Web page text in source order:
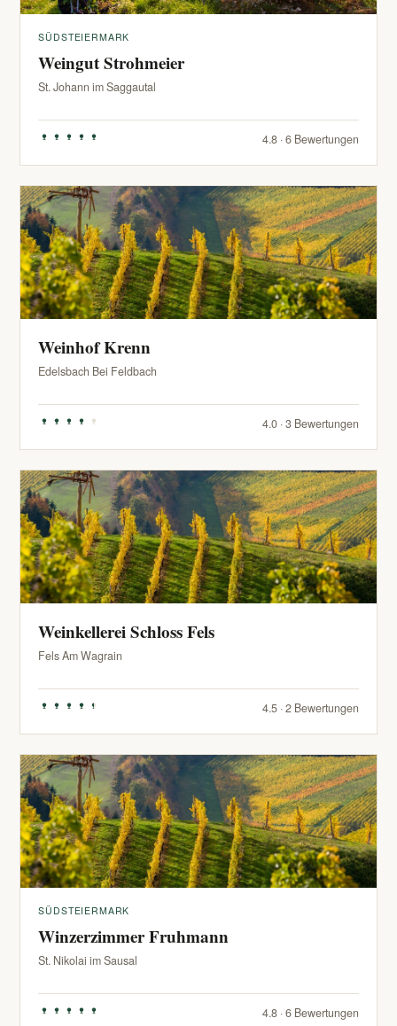
SÜDSTEIERMARK
Weingut Strohmeier
St. Johann im Saggautal
4.8 · 6 Bewertungen
Weinhof Krenn
Edelsbach Bei Feldbach
4.0 · 3 Bewertungen
Weinkellerei Schloss Fels
Fels Am Wagrain
4.5 · 2 Bewertungen
SÜDSTEIERMARK
Winzerzimmer Fruhmann
St. Nikolai im Sausal
4.8 · 6 Bewertungen